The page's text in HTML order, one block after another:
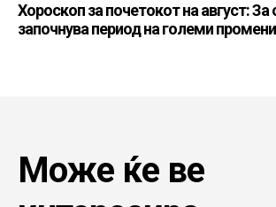
Хороскоп за почетокот на август: За
започнува период на големи промени
Може ќе ве